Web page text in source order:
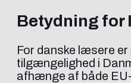
Betydning for
For danske læsere
tilgængelighed i
afhænge af både